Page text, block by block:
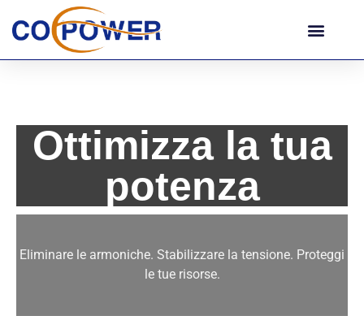
Ottimizza la tua
potenza
Eliminare le armoniche. Stabilizzare la tensione. Proteggi
le tue risorse.